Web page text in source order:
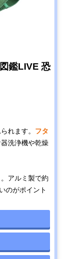
鑑LIVE 恐
れます。 フタ
洗浄機や乾燥
アルミ製で約
のがポイント